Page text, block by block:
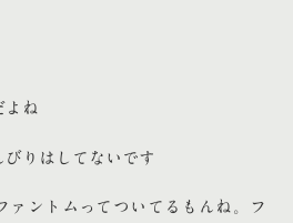
よね
りはしてないです
ァントムってついてるもんね。フ